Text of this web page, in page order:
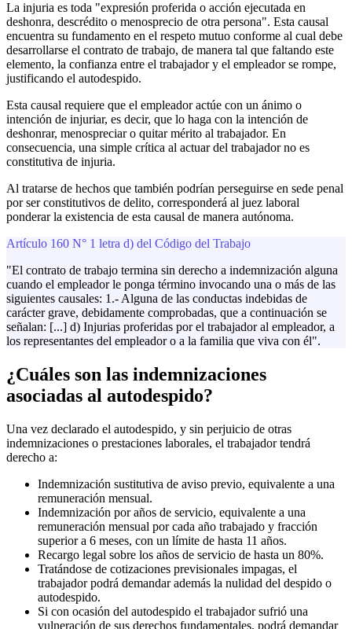
La injuria es toda "expresión proferida o acción ejecutada en
deshonra, descrédito o menosprecio de otra persona". Esta causal
encuentra su fundamento en el respeto mutuo conforme al cual debe
desarrollarse el contrato de trabajo, de manera tal que faltando este
elemento, la confianza entre el trabajador y el empleador se rompe,
justificando el autodespido.
Esta causal requiere que el empleador actúe con un ánimo o
intención de injuriar, es decir, que lo haga con la intención de
deshonrar, menospreciar o quitar mérito al trabajador. En
consecuencia, una simple crítica al actuar del trabajador no es
constitutiva de injuria.
Al tratarse de hechos que también podrían perseguirse en sede penal
por ser constitutivos de delito, corresponderá al juez laboral
ponderar la existencia de esta causal de manera autónoma.
Artículo 160 N° 1 letra d) del Código del Trabajo
"El contrato de trabajo termina sin derecho a indemnización alguna
cuando el empleador le ponga término invocando una o más de las
siguientes causales: 1.- Alguna de las conductas indebidas de
carácter grave, debidamente comprobadas, que a continuación se
señalan: [...] d) Injurias proferidas por el trabajador al empleador, a
los representantes del empleador o a la familia que viva con él".
¿Cuáles son las indemnizaciones
asociadas al autodespido?
Una vez declarado el autodespido, y sin perjuicio de otras
indemnizaciones o prestaciones laborales, el trabajador tendrá
derecho a:
Indemnización sustitutiva de aviso previo, equivalente a una
remuneración mensual.
Indemnización por años de servicio, equivalente a una
remuneración mensual por cada año trabajado y fracción
superior a 6 meses, con un límite de hasta 11 años.
Recargo legal sobre los años de servicio de hasta un 80%.
Tratándose de cotizaciones previsionales impagas, el
trabajador podrá demandar además la nulidad del despido o
autodespido.
Si con ocasión del autodespido el trabajador sufrió una
vulneración de sus derechos fundamentales, podrá demandar